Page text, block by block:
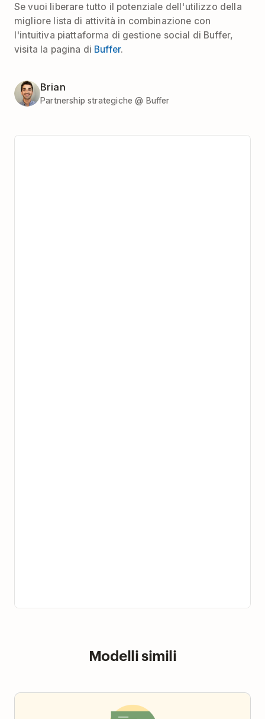
Se vuoi liberare tutto il potenziale dell'utilizzo della
migliore lista di attività in combinazione con
l'intuitiva piattaforma di gestione social di Buffer,
visita la pagina di Buffer.
Brian
Partnership strategiche @ Buffer
Modelli simili